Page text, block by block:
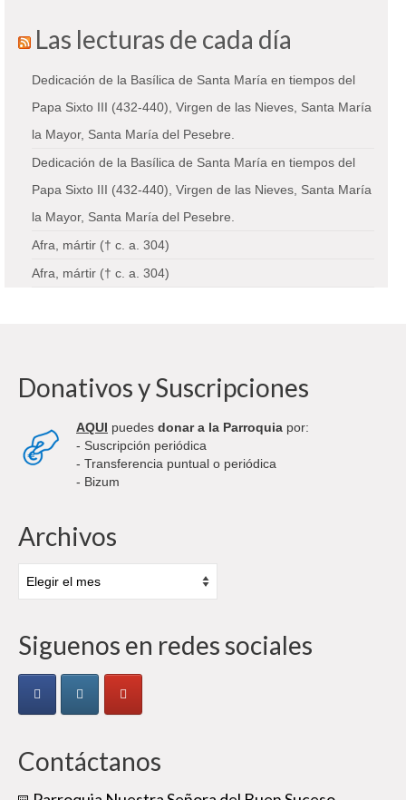
Las lecturas de cada día
Dedicación de la Basílica de Santa María en tiempos del
Papa Sixto III (432-440), Virgen de las Nieves, Santa María
la Mayor, Santa María del Pesebre.
Dedicación de la Basílica de Santa María en tiempos del
Papa Sixto III (432-440), Virgen de las Nieves, Santa María
la Mayor, Santa María del Pesebre.
Afra, mártir († c. a. 304)
Afra, mártir († c. a. 304)
Donativos y Suscripciones
AQUI puedes donar a la Parroquia por:
- Suscripción periódica
- Transferencia puntual o periódica
- Bizum
Archivos
Siguenos en redes sociales
Contáctanos